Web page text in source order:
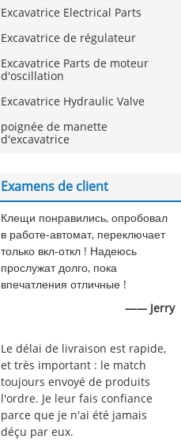
Excavatrice Electrical Parts
Excavatrice de régulateur
Excavatrice Parts de moteur
d'oscillation
Excavatrice Hydraulic Valve
poignée de manette
d'excavatrice
Examens de client
Клещи понравились, опробовал
в работе-автомат, переключает
только вкл-откл ! Надеюсь
прослужат долго, пока
впечатления отличные !
—— Jerry
Le délai de livraison est rapide,
et très important : le match
toujours envoyé de produits
l'ordre. Je leur fais confiance
parce que je n'ai été jamais
déçu par eux.